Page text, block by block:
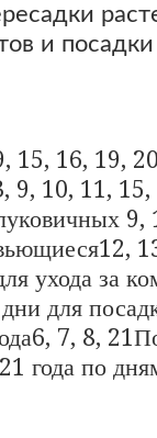
и
15, 16, 19,
9, 10, 11,
9,
ухода за
для
7, 8,
года по